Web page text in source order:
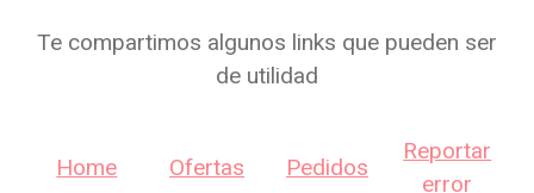
Te compartimos algunos links que pueden ser
de utilidad
Home Ofertas Pedidos
Reportar